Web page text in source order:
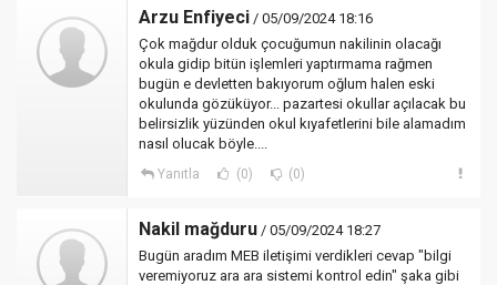
Arzu Enfiyeci / 05/09/2024 18:16
Çok mağdur olduk çocuğumun nakilinin olacağı
okula gidip bitün işlemleri yaptırmama rağmen
bugün e devletten bakıyorum oğlum halen eski
okulunda gözüküyor... pazartesi okullar açılacak bu
belirsizlik yüzünden okul kıyafetlerini bile alamadım
nasıl olucak böyle....
Yanıtla (0) (0)
Nakil mağduru / 05/09/2024 18:27
Bugün aradım MEB iletişimi verdikleri cevap "bilgi
veremiyoruz ara ara sistemi kontrol edin" şaka gibi